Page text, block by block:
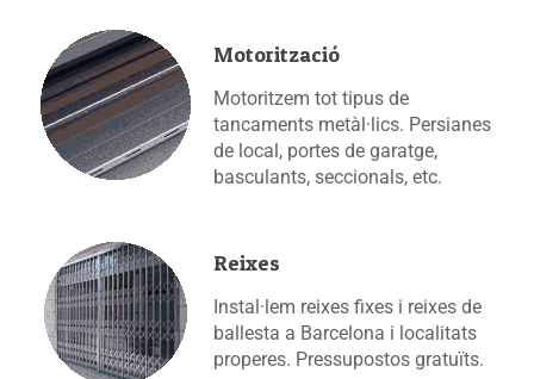
Motorització
Motoritzem tot tipus de
tancaments metàl·lics. Persianes
de local, portes de garatge,
basculants, seccionals, etc.
Reixes
Instal·lem reixes fixes i reixes de
ballesta a Barcelona i localitats
properes. Pressupostos gratuïts.